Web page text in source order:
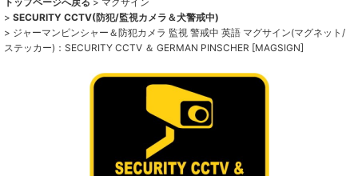
> SECURITY CCTV(防犯/監視カメラ＆犬警戒中)
> ジャーマンピンシャー＆防犯カメラ 監視 警戒中 英語 マグサイン(マグネット/
ステッカー)：SECURITY CCTV ＆ GERMAN PINSCHER [MAGSIGN]